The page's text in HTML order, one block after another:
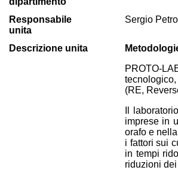
Responsabile
unita
Sergio
Descrizione unita
PROTO-
(RE,
Il
imprese in
orafo e
i fattori sui
in tempi
riduzioni